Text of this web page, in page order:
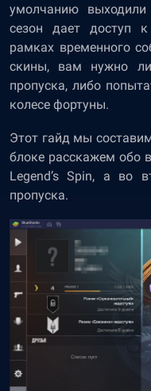
умолчанию
сезон дает доступ
рамках временного
скины, вам нужно
пропуска, либо
колесе фортуны.
Этот гайд мы
блоке расскажем обо
Legend’s Spin, а во
пропуска.